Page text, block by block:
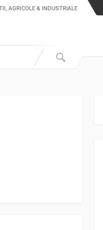
AGRICOLE & INDUSTRIALE